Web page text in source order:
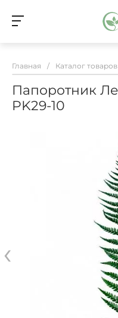
Главная / Каталог товаров
Папоротник
PK29-10
‹